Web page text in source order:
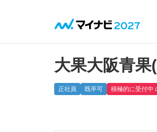
大果大阪青果
正社員 既卒可 積極的に受付中